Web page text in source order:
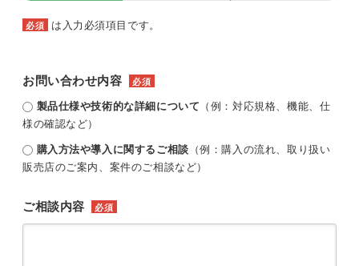
必須 は入力必須項目です。
お問い合わせ内容 必須
製品仕様や技術的な詳細について （例：対応規格、機能、仕
様の確認など）
購入方法や導入に関するご相談 （例：購入の流れ、取り扱い
販売店のご案内、案件のご相談など）
ご相談内容 必須